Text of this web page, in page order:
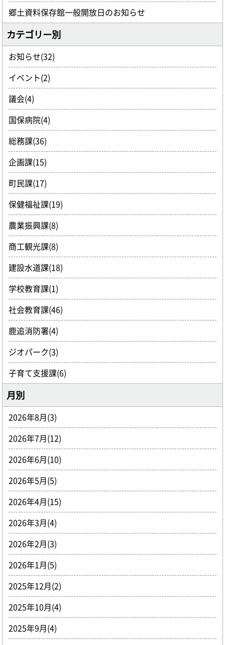
郷土資料保存館一般開放日のお知らせ
カテゴリー別
お知らせ(32)
イベント(2)
議会(4)
国保病院(4)
総務課(36)
企画課(15)
町民課(17)
保健福祉課(19)
農業振興課(8)
商工観光課(8)
建設水道課(18)
学校教育課(1)
社会教育課(46)
鹿追消防署(4)
ジオパーク(3)
子育て支援課(6)
月別
2026年8月(3)
2026年7月(12)
2026年6月(10)
2026年5月(5)
2026年4月(15)
2026年3月(4)
2026年2月(3)
2026年1月(5)
2025年12月(2)
2025年10月(4)
2025年9月(4)